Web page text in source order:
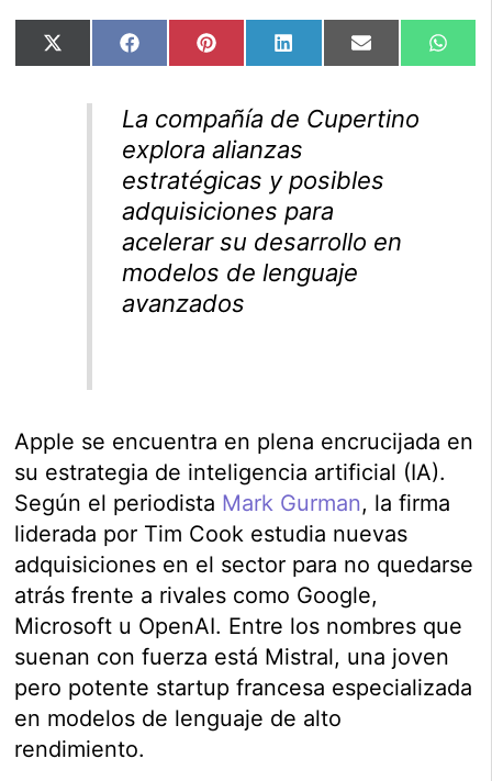
Compartir
en
X
Compartir
en
FacebookCompartir
en
PinterestCompartir
en
LinkedInCompartir
en
Email
en
La compañía de Cupertino
explora alianzas
estratégicas y posibles
adquisiciones para
acelerar su desarrollo en
modelos de lenguaje
avanzados
Apple se encuentra en plena encrucijada en
su estrategia de inteligencia artificial (IA).
Según el periodista Mark Gurman, la firma
liderada por Tim Cook estudia nuevas
adquisiciones en el sector para no quedarse
atrás frente a rivales como Google,
Microsoft u OpenAI. Entre los nombres que
suenan con fuerza está Mistral, una joven
pero potente startup francesa especializada
en modelos de lenguaje de alto
rendimiento.